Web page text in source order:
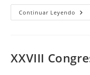
Continuar Leyendo
Del
La
XXVIII